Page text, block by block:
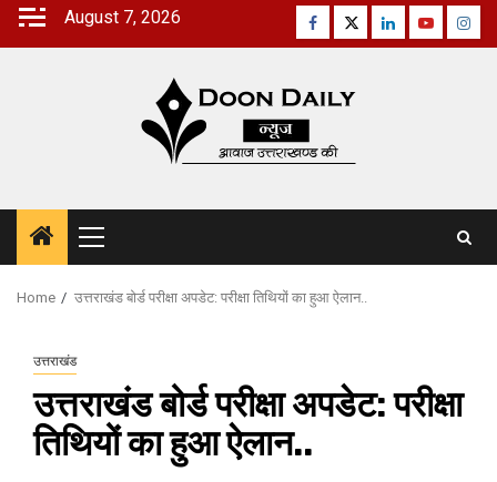
Skip
August 7, 2026 Facebook
TwitterLinkedinYoutube
Primary
Menu
Home उत्तराखंड बोर्ड परीक्षा अपडेट: परीक्षा तिथियों का हुआ ऐलान..
उत्तराखंड
उत्तराखंड बोर्ड परीक्षा अपडेट: परीक्षा
तिथियों का हुआ ऐलान..